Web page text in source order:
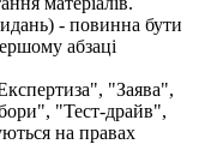
- повинна бути
абзаці
"Заява",
"Тест-драйв",
на правах